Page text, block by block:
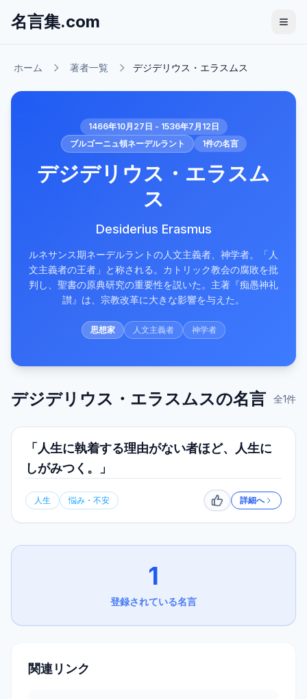
名言集.com
ホーム 著者一覧 デジデリウス・エラスムス
1466年10月27日 - 1536年7月12日
ブルゴーニュ領ネーデルラント
1件の名言
デジデリウス・エラスム
ス
Desiderius Erasmus
ルネサンス期ネーデルラントの人文主義者、神学者。「人
文主義者の王者」と称される。カトリック教会の腐敗を批
判し、聖書の原典研究の重要性を説いた。主著『痴愚神礼
讃』は、宗教改革に大きな影響を与えた。
思想家 人文主義者 神学者
デジデリウス・エラスムスの名言 全1件
「人生に執着する理由がない者ほど、人生に
しがみつく。」
人生 悩み・不安 いいね詳細へ
1
登録されている名言
関連リンク